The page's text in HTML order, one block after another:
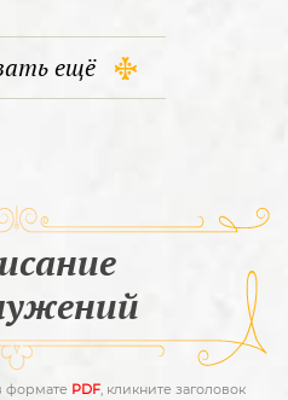
ещё
формате PDF, кликните заголовок